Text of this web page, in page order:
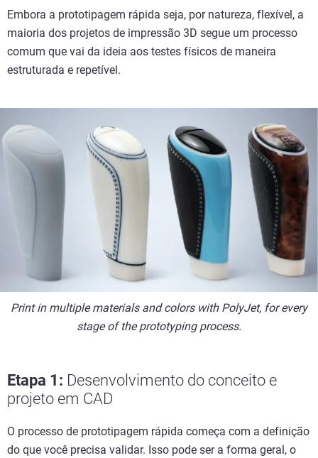
Embora a prototipagem rápida seja, por natureza, flexível, a
maioria dos projetos de impressão 3D segue um processo
comum que vai da ideia aos testes físicos de maneira
estruturada e repetível.
Print in multiple materials and colors with PolyJet, for every
stage of the prototyping process.
Etapa 1: Desenvolvimento do conceito e
projeto em CAD
O processo de prototipagem rápida começa com a definição
do que você precisa validar. Isso pode ser a forma geral, o